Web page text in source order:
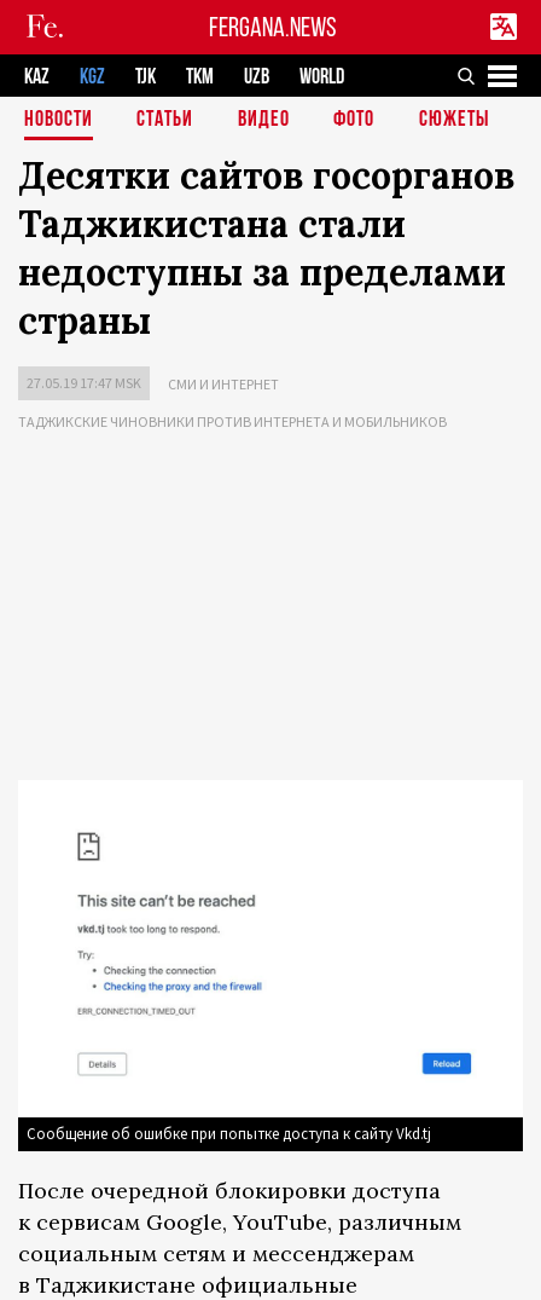
FERGANA.NEWS
KAZ KGZ TJK TKM UZB
WORLD
НОВОСТИ
СТАТЬИ ВИДЕО ФОТО СЮЖЕТЫ
Десятки сайтов госорганов
Таджикистана стали
недоступны за пределами
страны
27.05.19 17:47 MSK СМИ И ИНТЕРНЕТ
ТАДЖИКСКИЕ ЧИНОВНИКИ ПРОТИВ ИНТЕРНЕТА И МОБИЛЬНИКОВ
Сообщение об ошибке при попытке доступа к сайту Vkd.tj
После очередной блокировки доступа
к сервисам Google, YouTube, различным
социальным сетям и мессенджерам
в Таджикистане официальные